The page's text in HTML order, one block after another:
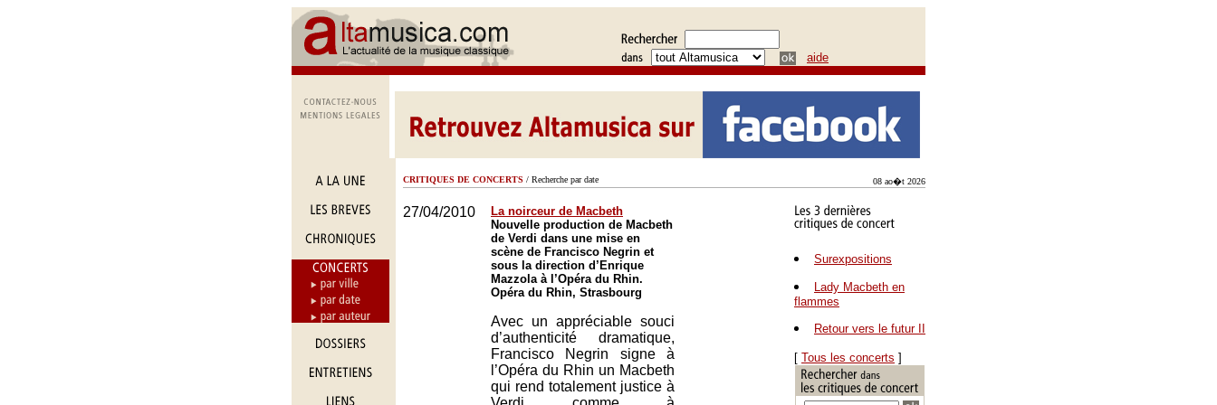
aide
CRITIQUES DE CONCERTS / Recherche par date 08 ao�t 2026
27/04/2010
La noirceur de Macbeth
Nouvelle production de Macbeth
de Verdi dans une mise en
scène de Francisco Negrin et
sous la direction d’Enrique
Mazzola à l’Opéra du Rhin.
Opéra du Rhin, Strasbourg
Avec un appréciable souci
d’authenticité dramatique,
Francisco Negrin signe à
l’Opéra du Rhin un Macbeth
qui rend totalement justice à
Surexpositions
Lady Macbeth en
flammes
Retour vers le futur II
[ Tous les concerts ]